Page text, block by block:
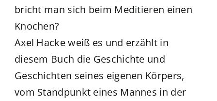
bricht man sich beim Meditieren einen
Knochen?
Axel Hacke weiß es und erzählt in
diesem Buch die Geschichte und
Geschichten seines eigenen Körpers,
vom Standpunkt eines Mannes in der